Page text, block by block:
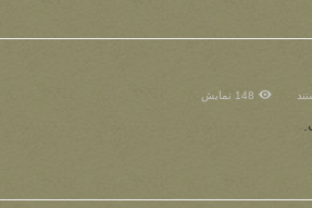
148 نمایش